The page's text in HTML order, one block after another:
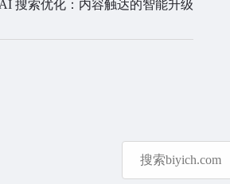
搜索优化：内容触达的智能升级